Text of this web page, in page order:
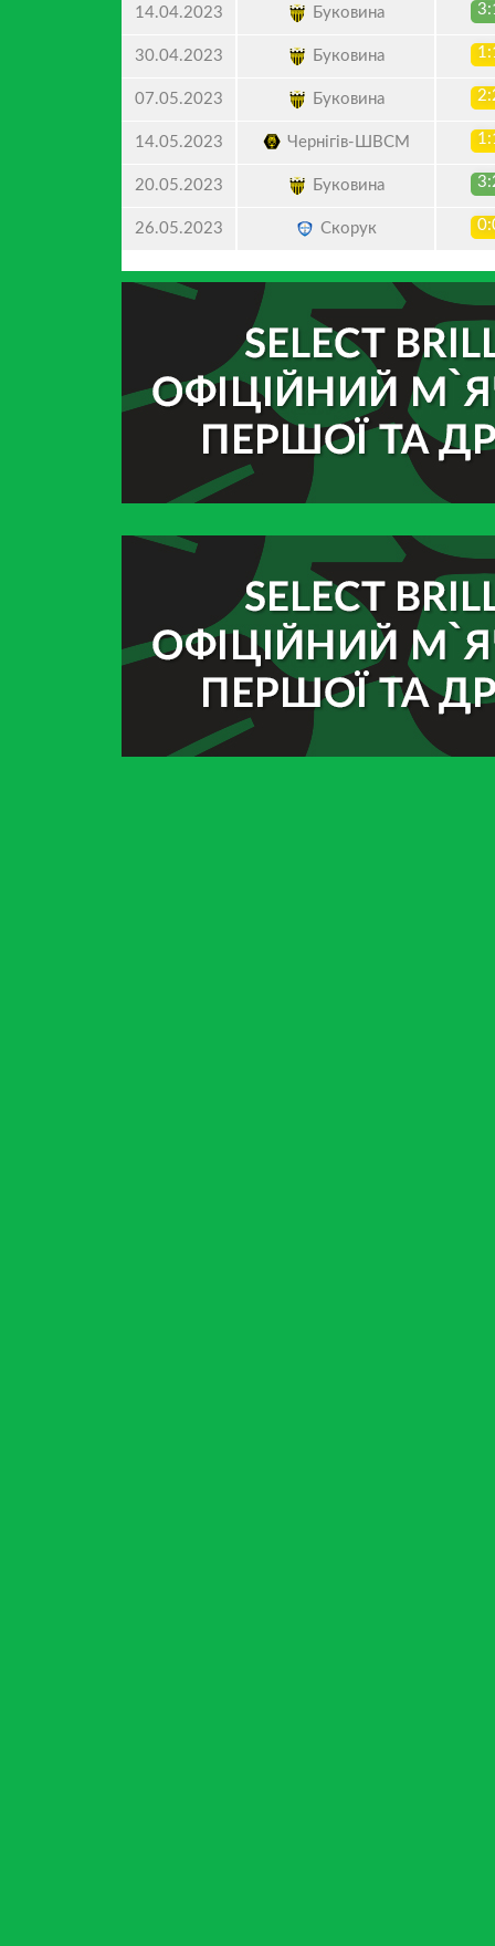
14.04.2023 Буковина
30.04.2023 Буковина
07.05.2023 Буковина
14.05.2023 Чернігів-ШВСМ
20.05.2023 Буковина
26.05.2023 Скорук